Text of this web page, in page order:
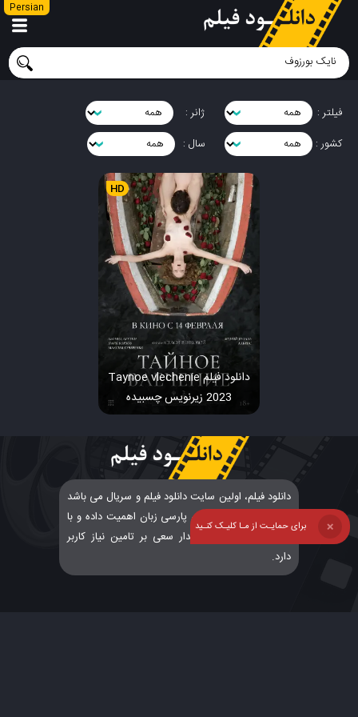
Persian
فیلتر :
ژانر :
کشور :
سال :
دانلود فیلم Taynoe vlechenie
2023 زیرنویس چسبیده
HD
دانلود فیلم، اولین سایت دانلود فیلم و سریال می باشد
که به درخواست کاربران پارسی زبان اهمیت داده و با
پشتیبانی و ارتباطی پایدار سعی بر تامین نیاز کاربر
دارد.
برای حمایـت از مـا کلیـک کنـید ❌